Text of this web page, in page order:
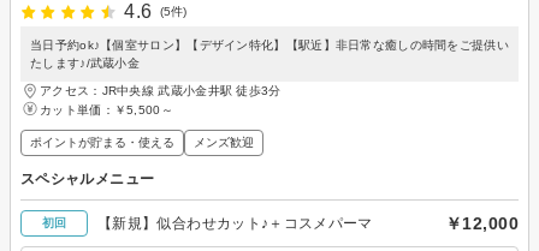
4.6
(5件)
当日予約ok♪【個室サロン】【デザイン特化】【駅近】非日常な癒しの時間をご提供い
たします♪/武蔵小金
アクセス：JR中央線 武蔵小金井駅 徒歩3分
カット単価： ￥5,500～
ポイントが貯まる・使える メンズ歓迎
スペシャルメニュー
初回 【新規】似合わせカット♪＋コスメパーマ ￥12,000